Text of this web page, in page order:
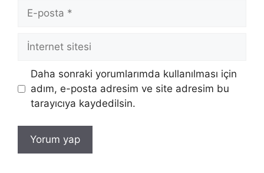
posta
İnternet
sitesi
Daha sonraki yorumlarımda kullanılması için
adım, e-posta adresim ve site adresim bu
tarayıcıya kaydedilsin.